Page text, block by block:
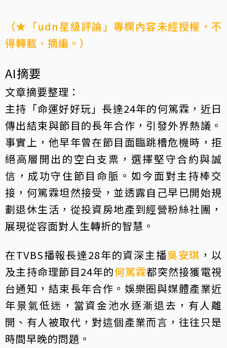
（★「udn星級評論」專欄內容未經授權，不
得轉載、摘編。）
AI摘要
文章摘要整理：
主持「命運好好玩」長達24年的何篤霖，近日
傳出結束與節目的長年合作，引發外界熱議。
事實上，他早年曾在節目面臨跳槽危機時，拒
絕高層開出的空白支票，選擇堅守合約與誠
信，成功守住節目命脈。如今面對主持棒交
接，何篤霖坦然接受，並透露自己早已開始規
劃退休生活，從投資房地產到經營粉絲社團，
展現從容面對人生轉折的智慧。
在TVBS播報長達28年的資深主播吳安琪 ，以
及主持命理節目24年的何篤霖都突然接獲電視
台通知，結束長年合作。娛樂圈與媒體產業近
年景氣低迷，當資金池水逐漸退去，有人離
開、有人被取代，對這個產業而言，往往只是
時間早晚的問題。